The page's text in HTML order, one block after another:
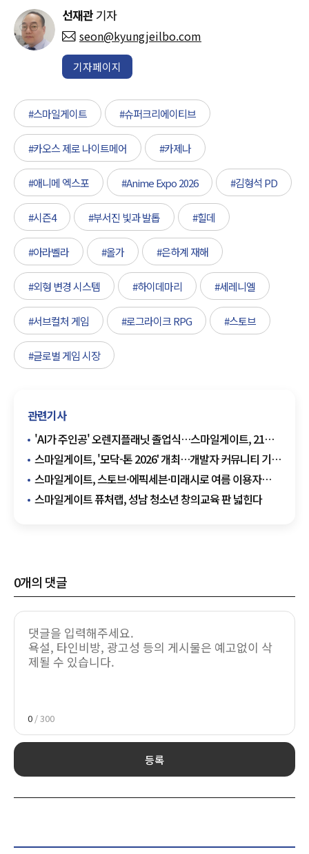
선재관 기자
seon@kyungjeilbo.com
기자페이지
#스마일게이트 #슈퍼크리에이티브
#카오스 제로 나이트메어 #카제나
#애니메 엑스포 #Anime Expo 2026 #김형석 PD
#시즌4 #부서진 빛과 발톱 #힐데
#아라벨라 #올가 #은하계 재해
#외형 변경 시스템 #하이데마리 #세레니엘
#서브컬처 게임 #로그라이크 RPG #스토브
#글로벌 게임 시장
관련기사
'AI가 주인공' 오렌지플래닛 졸업식…스마일게이트, 21개
스타트업 성장 도와
스마일게이트, '모닥-톤 2026' 개최…개발자 커뮤니티 기반
인재 육성 확대
스마일게이트, 스토브·에픽세븐·미래시로 여름 이용자
접점 넓힌다
스마일게이트 퓨처랩, 성남 청소년 창의교육 판 넓힌다
0개의 댓글
0 / 300
등록